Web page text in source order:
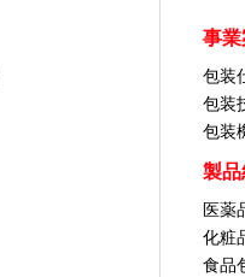
事
包装
包装
包装
製
医薬
化粧
食品